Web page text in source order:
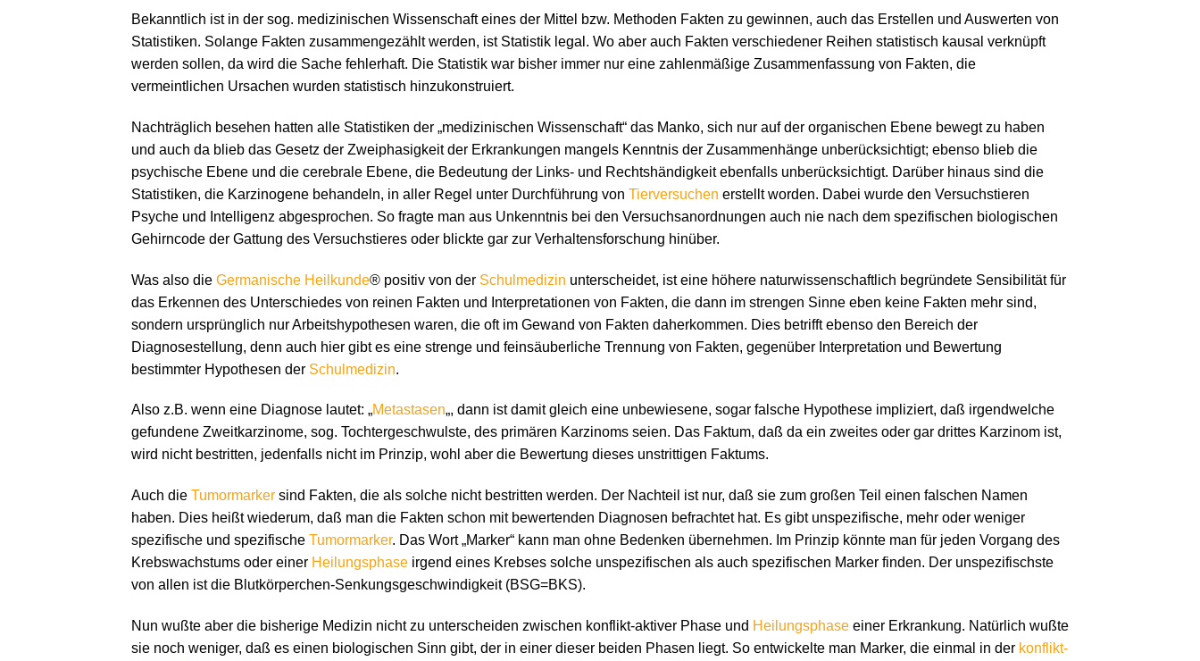
Bekanntlich ist in der sog. medizinischen Wissenschaft eines der Mittel bzw. Methoden Fakten zu gewinnen, auch das Erstellen und Auswerten von
Statistiken. Solange Fakten zusammengezählt werden, ist Statistik legal. Wo aber auch Fakten verschiedener Reihen statistisch kausal verknüpft
werden sollen, da wird die Sache fehlerhaft. Die Statistik war bisher immer nur eine zahlenmäßige Zusammenfassung von Fakten, die
vermeintlichen Ursachen wurden statistisch hinzukonstruiert.
Nachträglich besehen hatten alle Statistiken der „medizinischen Wissenschaft“ das Manko, sich nur auf der organischen Ebene bewegt zu haben
und auch da blieb das Gesetz der Zweiphasigkeit der Erkrankungen mangels Kenntnis der Zusammenhänge unberücksichtigt; ebenso blieb die
psychische Ebene und die cerebrale Ebene, die Bedeutung der Links- und Rechtshändigkeit ebenfalls unberücksichtigt. Darüber hinaus sind die
Statistiken, die Karzinogene behandeln, in aller Regel unter Durchführung von Tierversuchen erstellt worden. Dabei wurde den Versuchstieren
Psyche und Intelligenz abgesprochen. So fragte man aus Unkenntnis bei den Versuchsanordnungen auch nie nach dem spezifischen biologischen
Gehirncode der Gattung des Versuchstieres oder blickte gar zur Verhaltensforschung hinüber.
Was also die Germanische Heilkunde® positiv von der Schulmedizin unterscheidet, ist eine höhere naturwissenschaftlich begründete Sensibilität für
das Erkennen des Unterschiedes von reinen Fakten und Interpretationen von Fakten, die dann im strengen Sinne eben keine Fakten mehr sind,
sondern ursprünglich nur Arbeitshypothesen waren, die oft im Gewand von Fakten daherkommen. Dies betrifft ebenso den Bereich der
Diagnosestellung, denn auch hier gibt es eine strenge und feinsäuberliche Trennung von Fakten, gegenüber Interpretation und Bewertung
bestimmter Hypothesen der Schulmedizin.
Also z.B. wenn eine Diagnose lautet: „Metastasen„, dann ist damit gleich eine unbewiesene, sogar falsche Hypothese impliziert, daß irgendwelche
gefundene Zweitkarzinome, sog. Tochtergeschwulste, des primären Karzinoms seien. Das Faktum, daß da ein zweites oder gar drittes Karzinom ist,
wird nicht bestritten, jedenfalls nicht im Prinzip, wohl aber die Bewertung dieses unstrittigen Faktums.
Auch die Tumormarker sind Fakten, die als solche nicht bestritten werden. Der Nachteil ist nur, daß sie zum großen Teil einen falschen Namen
haben. Dies heißt wiederum, daß man die Fakten schon mit bewertenden Diagnosen befrachtet hat. Es gibt unspezifische, mehr oder weniger
spezifische und spezifische Tumormarker. Das Wort „Marker“ kann man ohne Bedenken übernehmen. Im Prinzip könnte man für jeden Vorgang des
Krebswachstums oder einer Heilungsphase irgend eines Krebses solche unspezifischen als auch spezifischen Marker finden. Der unspezifischste
von allen ist die Blutkörperchen-Senkungsgeschwindigkeit (BSG=BKS).
Nun wußte aber die bisherige Medizin nicht zu unterscheiden zwischen konflikt-aktiver Phase und Heilungsphase einer Erkrankung. Natürlich wußte
sie noch weniger, daß es einen biologischen Sinn gibt, der in einer dieser beiden Phasen liegt. So entwickelte man Marker, die einmal in der konflikt-